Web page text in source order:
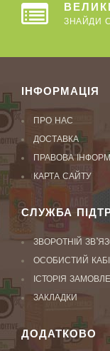
ЗНАЙДИ
ІНФОРМАЦІЯ
ПРО НАС
ДОСТАВКА
ПРАВОВА
КАРТА САЙТУ
СЛУЖБА
ЗВОРОТНІЙ
ОСОБИСТИЙ
ІСТОРІЯ
ЗАКЛАДКИ
ДОДАТКОВО